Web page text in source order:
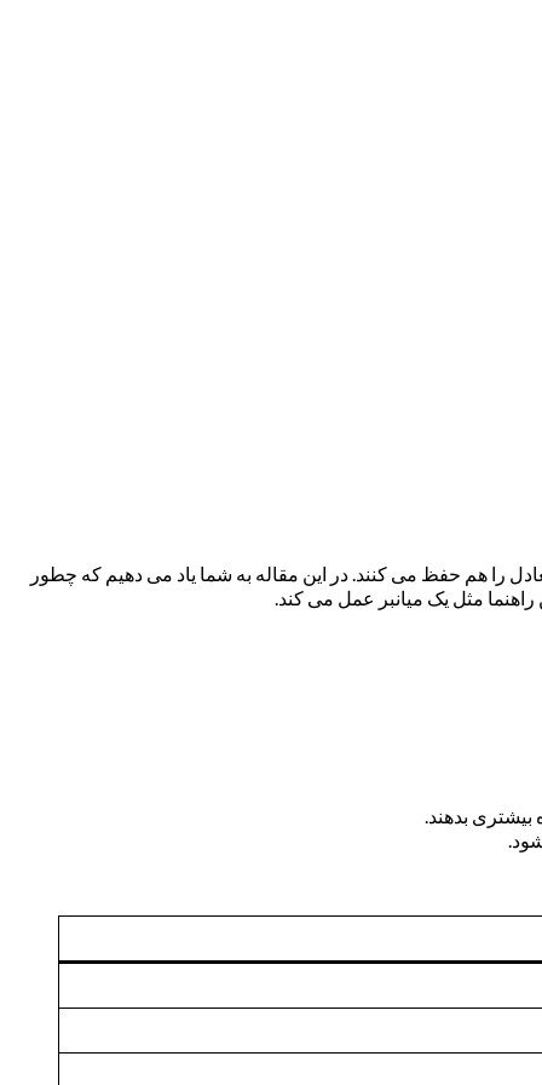
را هم حفظ می کنند. در این مقاله به شما یاد می دهیم که چطور
راهنما مثل یک میانبر عمل می کند.
بیشتری بدهند.